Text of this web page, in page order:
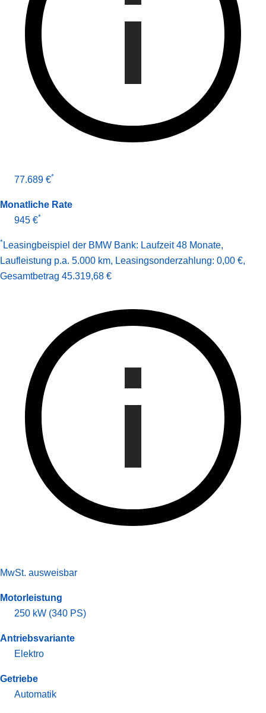
77.689 €*
Monatliche Rate
945 €*
* Leasingbeispiel der BMW Bank: Laufzeit 48 Monate,
Laufleistung p.a. 5.000 km, Leasingsonderzahlung: 0,00 €,
Gesamt­betrag 45.319,68 €
MwSt. ausweisbar
Motorleistung
250 kW (340 PS)
Antriebsvariante
Elektro
Getriebe
Automatik